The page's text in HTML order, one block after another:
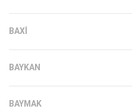
BAXI
BAYKAN
BAYMAK